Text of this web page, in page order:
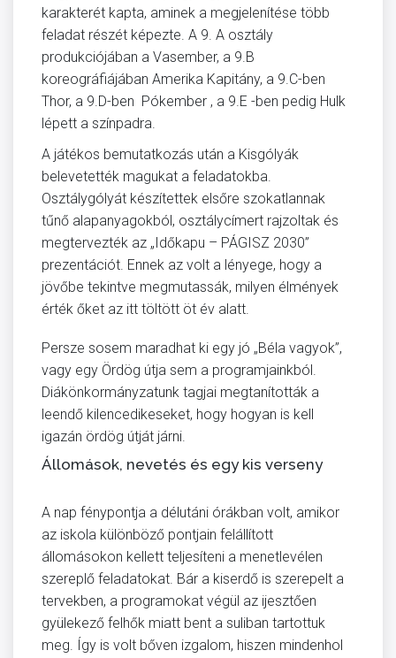
karakterét kapta, aminek a megjelenítése több
feladat részét képezte. A 9. A osztály
produkciójában a Vasember, a 9.B
koreográfiájában Amerika Kapitány, a 9.C-ben
Thor, a 9.D-ben Pókember , a 9.E -ben pedig Hulk
lépett a színpadra.
A játékos bemutatkozás után a Kisgólyák
belevetették magukat a feladatokba.
Osztálygólyát készítettek elsőre szokatlannak
tűnő alapanyagokból, osztálycímert rajzoltak és
megtervezték az „Időkapu – PÁGISZ 2030”
prezentációt. Ennek az volt a lényege, hogy a
jövőbe tekintve megmutassák, milyen élmények
érték őket az itt töltött öt év alatt.
Persze sosem maradhat ki egy jó „Béla vagyok”,
vagy egy Ördög útja sem a programjainkból.
Diákönkormányzatunk tagjai megtanították a
leendő kilencedikeseket, hogy hogyan is kell
igazán ördög útját járni.
Állomások, nevetés és egy kis verseny
A nap fénypontja a délutáni órákban volt, amikor
az iskola különböző pontjain felállított
állomásokon kellett teljesíteni a menetlevélen
szereplő feladatokat. Bár a kiserdő is szerepelt a
tervekben, a programokat végül az ijesztően
gyülekező felhők miatt bent a suliban tartottuk
meg. Így is volt bőven izgalom, hiszen mindenhol